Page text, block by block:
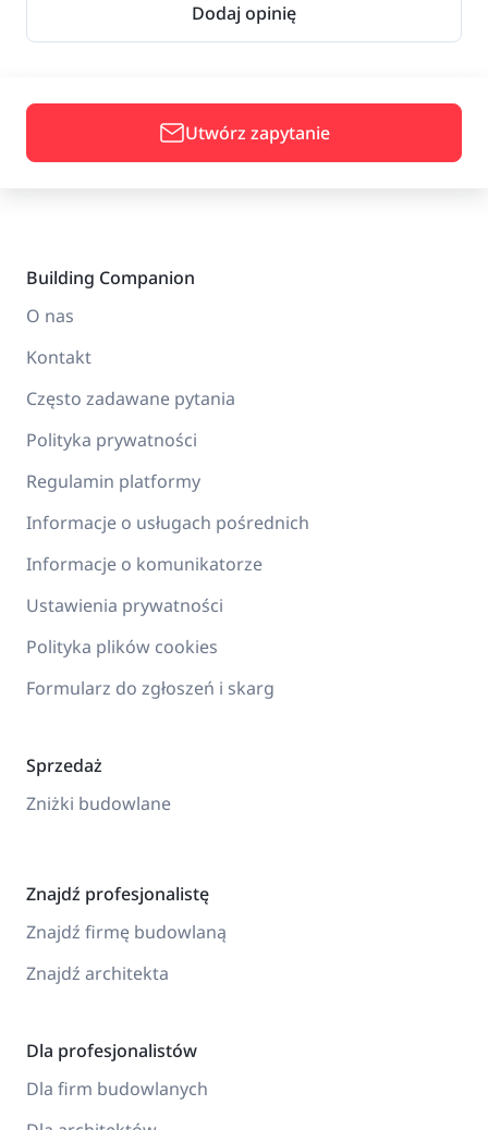
Dodaj opinię
Utwórz zapytanie
Building Companion
O nas
Kontakt
Często zadawane pytania
Polityka prywatności
Regulamin platformy
Informacje o usługach pośrednich
Informacje o komunikatorze
Ustawienia prywatności
Polityka plików cookies
Formularz do zgłoszeń i skarg
Sprzedaż
Zniżki budowlane
Znajdź profesjonalistę
Znajdź firmę budowlaną
Znajdź architekta
Dla profesjonalistów
Dla firm budowlanych